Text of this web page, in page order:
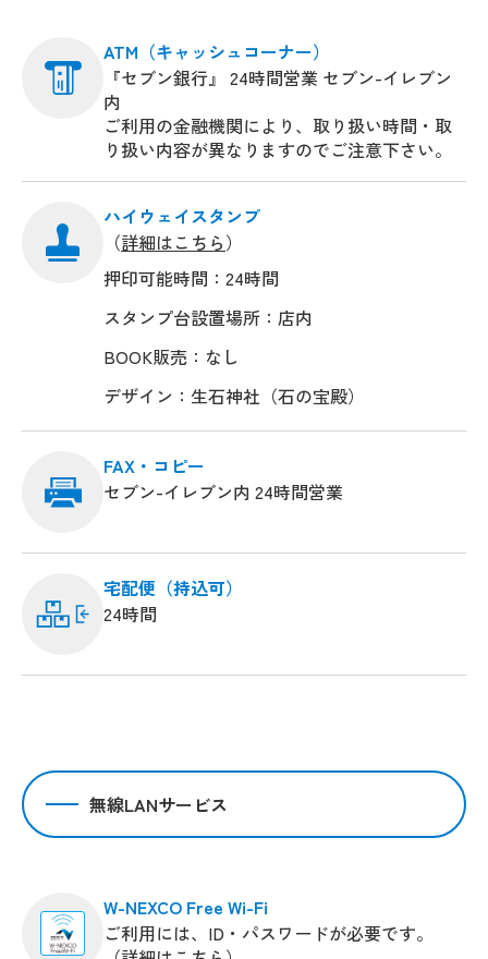
ATM（キャッシュコーナー）
『セブン銀行』 24時間営業 セブン-イレブン
内
ご利用の金融機関により、取り扱い時間・取
り扱い内容が異なりますのでご注意下さい。
ハイウェイスタンプ
（詳細はこちら）
押印可能時間：24時間
スタンプ台設置場所：店内
BOOK販売：なし
デザイン：生石神社（石の宝殿）
FAX・コピー
セブン-イレブン内 24時間営業
宅配便（持込可）
24時間
無線LANサービス
W-NEXCO Free Wi-Fi
ご利用には、ID・パスワードが必要です。